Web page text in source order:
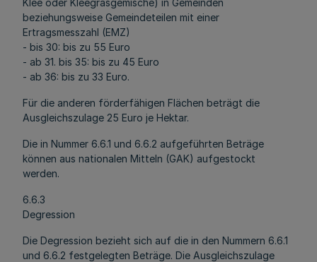
Klee oder Kleegrasgemische) in Gemeinden
beziehungsweise Gemeindeteilen mit einer
Ertragsmesszahl (EMZ)
- bis 30: bis zu 55 Euro
- ab 31. bis 35: bis zu 45 Euro
- ab 36: bis zu 33 Euro.
Für die anderen förderfähigen Flächen beträgt die
Ausgleichszulage 25 Euro je Hektar.
Die in Nummer 6.6.1 und 6.6.2 aufgeführten Beträge
können aus nationalen Mitteln (GAK) aufgestockt
werden.
6.6.3
Degression
Die Degression bezieht sich auf die in den Nummern 6.6.1
und 6.6.2 festgelegten Beträge. Die Ausgleichszulage